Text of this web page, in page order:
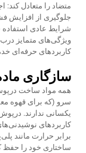
متضاد را متعادل کند:
جلوگیری از افزایش
شرایط عادی استفاده
ویژگی‌های متمایز
کاربردهای حرفه‌ای
سازگاری
همه مواد ساخت
یکسانی ندارند.
کاربردهای
ساختاری خود را حفظ